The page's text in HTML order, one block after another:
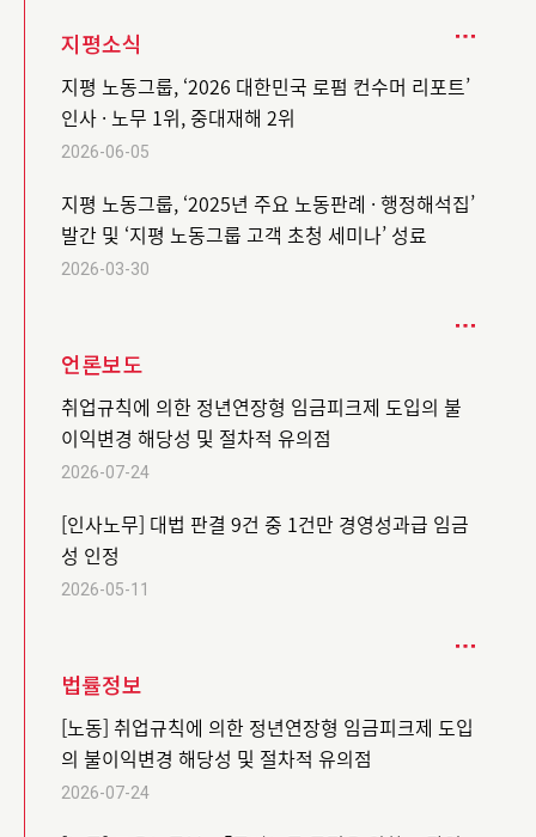
지평소식
지평 노동그룹, ‘2026 대한민국 로펌 컨수머 리포트’
인사 · 노무 1위, 중대재해 2위
2026-06-05
지평 노동그룹, ‘2025년 주요 노동판례 · 행정해석집’
발간 및 ‘지평 노동그룹 고객 초청 세미나’ 성료
2026-03-30
언론보도
취업규칙에 의한 정년연장형 임금피크제 도입의 불
이익변경 해당성 및 절차적 유의점
2026-07-24
[인사노무] 대법 판결 9건 중 1건만 경영성과급 임금
성 인정
2026-05-11
법률정보
[노동] 취업규칙에 의한 정년연장형 임금피크제 도입
의 불이익변경 해당성 및 절차적 유의점
2026-07-24